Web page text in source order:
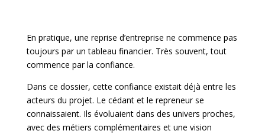
En pratique, une reprise d’entreprise ne commence pas
toujours par un tableau financier. Très souvent, tout
commence par la confiance.
Dans ce dossier, cette confiance existait déjà entre les
acteurs du projet. Le cédant et le repreneur se
connaissaient. Ils évoluaient dans des univers proches,
avec des métiers complémentaires et une vision